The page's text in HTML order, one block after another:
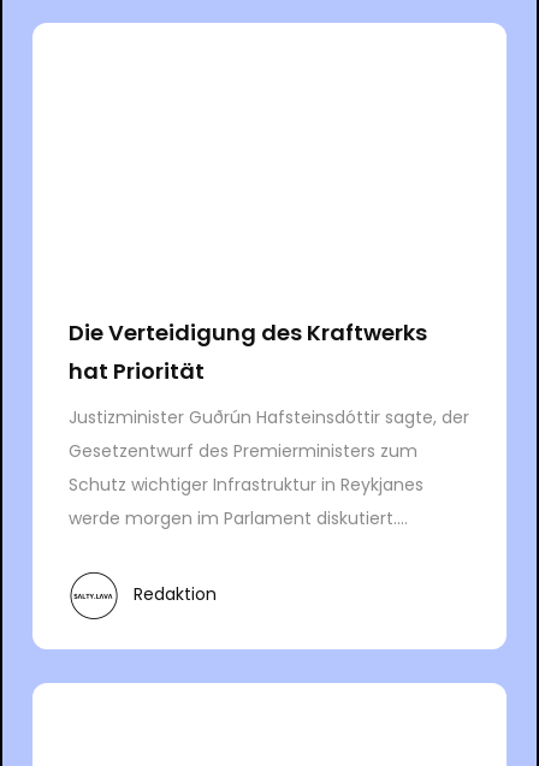
Die Verteidigung des Kraftwerks
hat Priorität
Justizminister Guðrún Hafsteinsdóttir sagte, der
Gesetzentwurf des Premierministers zum
Schutz wichtiger Infrastruktur in Reykjanes
werde morgen im Parlament diskutiert....
Redaktion